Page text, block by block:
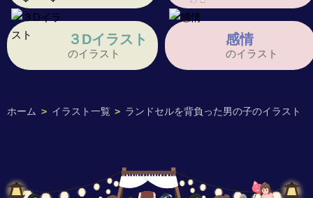
ホーム > イラスト一覧 > ランドセルを背負った男の子のイラスト
３Dイラスト
のイラスト
感情
のイラスト